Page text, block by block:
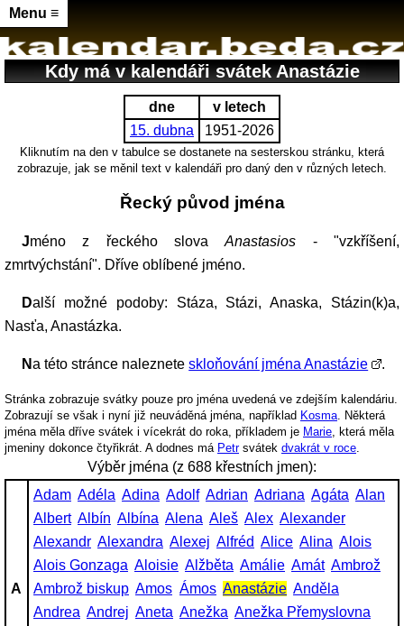
Menu ≡
Kdy má v kalendáři svátek Anastázie
dne
v letech
15. dubna
1951-2026
Kliknutím na den v tabulce se dostanete na sesterskou stránku, která
zobrazuje, jak se měnil text v kalendáři pro daný den v různých letech.
Řecký původ jména
Jméno z řeckého slovaAnastasios - "vzkříšení,
zmrtvýchstání". Dříve oblíbené jméno.
Další možné podoby: Stáza, Stázi, Anaska, Stázin(k)a,
Nasťa, Anastázka.
Na této stránce nalezneteskloňování jména Anastázie .
Stránka zobrazuje svátky pouze pro jména uvedená ve zdejším kalendáriu.
Zobrazují se však i nyní již neuváděná jména, například Kosma . Některá
jména měla dříve svátek i vícekrát do roka, příkladem je Marie , která měla
jmeniny dokonce čtyřikrát. A dodnes má Petrsvátek dvakrát v roce
Výběr jména (z 688 křestních jmen):
A
Adam Adéla Adina Adolf Adrian Adriana Agáta Alan
Albert Albín Albína Alena Aleš Alex Alexander
Alexandr Alexandra Alexej Alfréd Alice Alina Alois
Alois Gonzaga Aloisie Alžběta Amálie Amát Ambrož
Ambrož biskup Amos Ámos Anastázie Anděla
Andrea Andrej Aneta Anežka Anežka Přemyslovna